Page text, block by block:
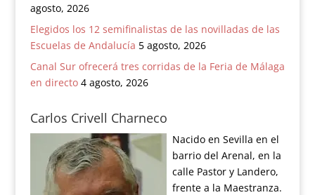
agosto, 2026
Elegidos los 12 semifinalistas de las novilladas de las
Escuelas de Andalucía 5 agosto, 2026
Canal Sur ofrecerá tres corridas de la Feria de Málaga
en directo 4 agosto, 2026
Carlos Crivell Charneco
Nacido en Sevilla en el
barrio del Arenal, en la
calle Pastor y Landero,
frente a la Maestranza.